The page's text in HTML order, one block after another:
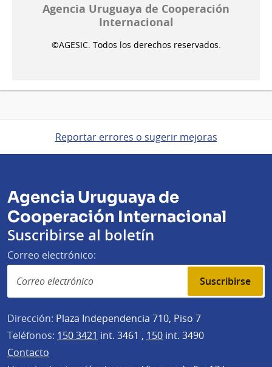
Agencia Uruguaya de Cooperación
Internacional
©AGESIC. Todos los derechos reservados.
Reportar errores o sugerir mejoras
Agencia Uruguaya de
Cooperación Internacional
Suscribirse al boletín
Correo electrónico:
Suscribirse
Dirección: Plaza Independencia 710, Piso 7
Teléfonos: 150 3421 int. 3461 , 150 int. 3490
Contacto